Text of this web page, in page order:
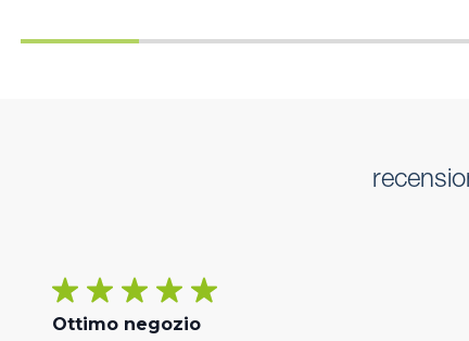
Ottimo negozio